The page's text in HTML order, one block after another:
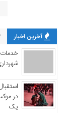
آخرین اخبار
شهرداری
در
یک